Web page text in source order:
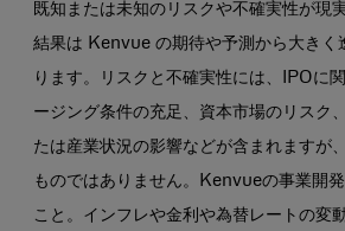
既知または未知のリスクや不確実性が現
結果は Kenvue の期待や予測から大きく
ります。リスクと不確実性には、IPOに
ージング条件の充足、資本市場のリスク
たは産業状況の影響などが含まれますが
ものではありません。Kenvueの事業開
こと。インフレや金利や為替レートの変